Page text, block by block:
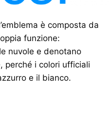
è composta da
funzione:
nuvole e denotano
perché i colori ufficiali
e il bianco.